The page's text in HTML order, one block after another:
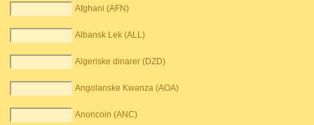
Afghani (AFN)
Albansk Lek (ALL)
Algeriske dinarer (DZD)
Angolanske Kwanza (AOA)
Anoncoin (ANC)